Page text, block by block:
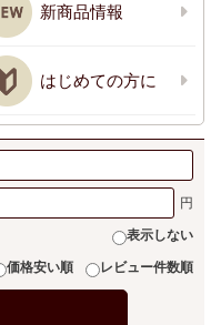
新商品情報
はじめての方に
表示しない
価格安い順 レビュー件数順